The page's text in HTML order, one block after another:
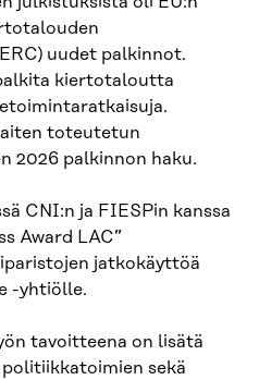
uudet palkinnot.
kiertotaloutta
toteutetun
2026 palkinnon haku.
CNI:n ja FIESPin kanssa
Award LAC”
jatkokäyttöä
-yhtiölle.
tavoitteena on lisätä
sekä